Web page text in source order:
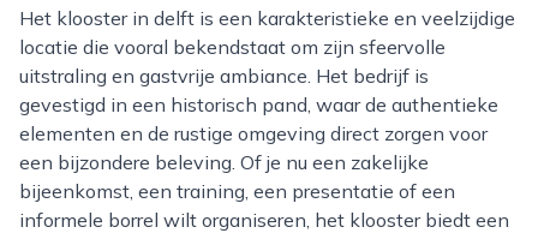
Het klooster in delft is een karakteristieke en veelzijdige
locatie die vooral bekendstaat om zijn sfeervolle
uitstraling en gastvrije ambiance. Het bedrijf is
gevestigd in een historisch pand, waar de authentieke
elementen en de rustige omgeving direct zorgen voor
een bijzondere beleving. Of je nu een zakelijke
bijeenkomst, een training, een presentatie of een
informele borrel wilt organiseren, het klooster biedt een